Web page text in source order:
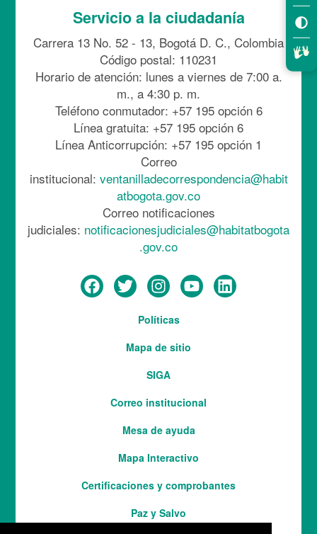
Servicio a la ciudadanía
Carrera 13 No. 52 - 13, Bogotá D. C., Colombia
Código postal: 110231
Horario de atención: lunes a viernes de 7:00 a.
m., a 4:30 p. m.
Teléfono conmutador: +57 195 opción 6
Línea gratuita: +57 195 opción 6
Línea Anticorrupción: +57 195 opción 1
Correo
institucional: ventanilladecorrespondencia@habit
atbogota.gov.co
Correo notificaciones
judiciales: notificacionesjudiciales@habitatbogota
.gov.co
Políticas
Mapa de sitio
SIGA
Correo institucional
Mesa de ayuda
Mapa Interactivo
ServicesCertificaciones y comprobantes
Paz y Salvo